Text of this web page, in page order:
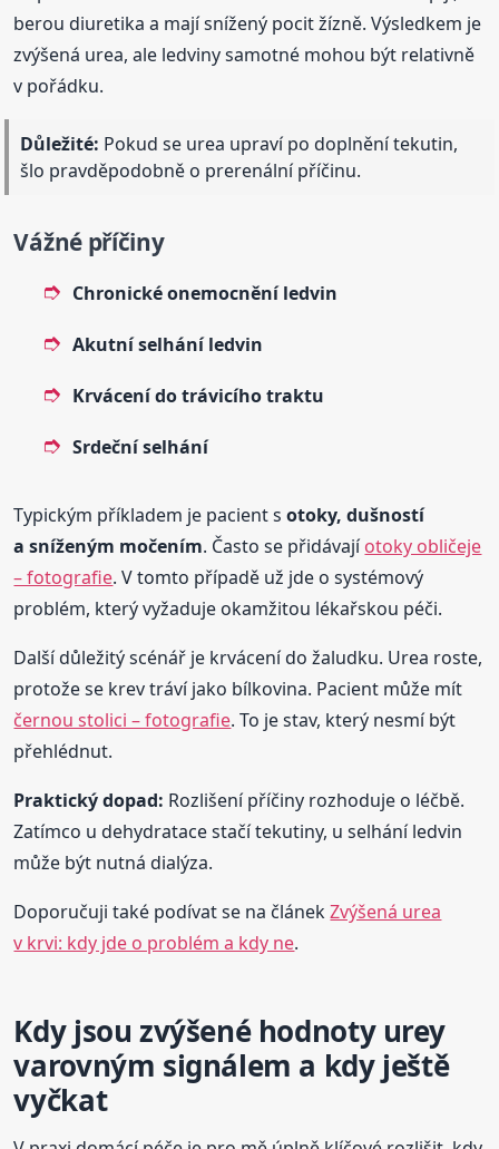
berou diuretika a mají snížený pocit žízně. Výsledkem je
zvýšená urea, ale ledviny samotné mohou být relativně
v pořádku.
Důležité: Pokud se urea upraví po doplnění tekutin,
šlo pravděpodobně o prerenální příčinu.
Vážné příčiny
Chronické onemocnění ledvin
Akutní selhání ledvin
Krvácení do trávicího traktu
Srdeční selhání
Typickým příkladem je pacient sotoky, dušností
a sníženým močením. Často se přidávajíotoky obličeje
– fotografie. V tomto případě už jde o systémový
problém, který vyžaduje okamžitou lékařskou péči.
Další důležitý scénář je krvácení do žaludku. Urea roste,
protože se krev tráví jako bílkovina. Pacient může mít
černou stolici – fotografie. To je stav, který nesmí být
přehlédnut.
Praktický dopad: Rozlišení příčiny rozhoduje o léčbě.
Zatímco u dehydratace stačí tekutiny, u selhání ledvin
může být nutná dialýza.
Doporučuji také podívat se na článekZvýšená urea
v krvi: kdy jde o problém a kdy ne.
Kdy jsou zvýšené hodnoty urey
varovným signálem a kdy ještě
vyčkat